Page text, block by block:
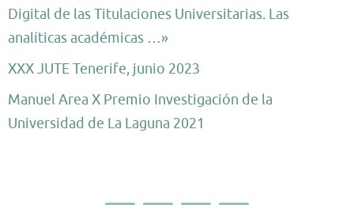
Digital de las Titulaciones Universitarias. Las
analíticas académicas …»
XXX JUTE Tenerife, junio 2023
Manuel Area X Premio Investigación de la
Universidad de La Laguna 2021